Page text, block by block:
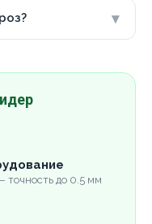
▾
точность до 0.5 мм